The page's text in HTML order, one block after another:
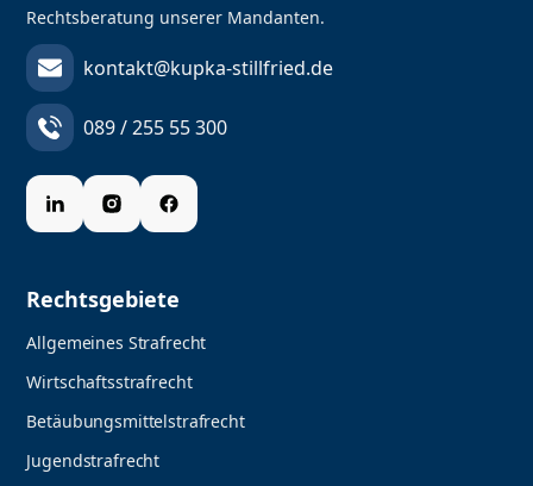
Rechtsberatung unserer Mandanten.
kontakt@kupka-stillfried.de
089 / 255 55 300
Rechtsgebiete
Allgemeines Strafrecht
Wirtschaftsstrafrecht
Betäubungsmittelstrafrecht
Jugendstrafrecht